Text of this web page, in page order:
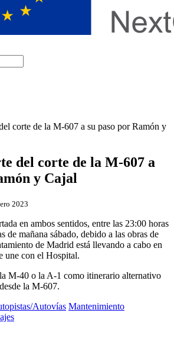
corte de la M-607 a su paso por Ramón y
del corte de la M-607 a
y Cajal
2023
en ambos sentidos, entre las 23:00 horas
de mañana sábado, debido a las obras de
de Madrid está llevando a cabo en
une con el Hospital.
M-40 o la A-1 como itinerario alternativo
la M-607.
Autovías Mantenimiento